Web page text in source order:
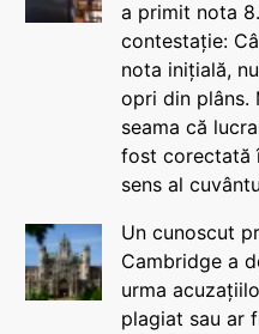
a primit nota
contestație:
nota inițială,
opri din plâns.
seama că
fost corectată
sens al
Un cunoscut
Cambridge a
urma
plagiat sau ar